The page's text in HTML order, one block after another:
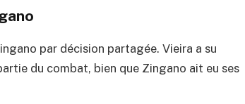
par décision partagée. Vieira a su
du combat, bien que Zingano ait eu ses